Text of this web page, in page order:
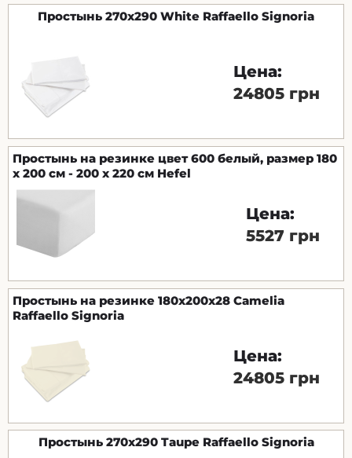
Простынь 270х290 White Raffaello Signoria
Цена:
24805 грн
Простынь на резинке цвет 600 белый, размер 180
x 200 см - 200 x 220 см Hefel
Цена:
5527 грн
Простынь на резинке 180х200х28 Camelia
Raffaello Signoria
Цена:
24805 грн
Простынь 270х290 Taupe Raffaello Signoria